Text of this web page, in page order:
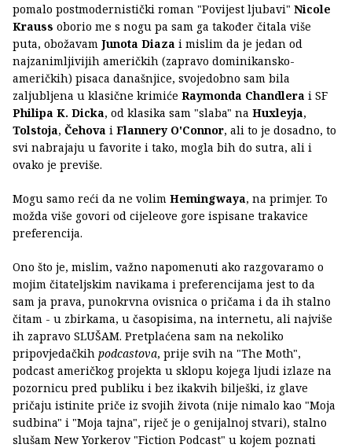
pomalo postmodernistički roman "Povijest ljubavi" Nicole
Krauss oborio me s nogu pa sam ga također čitala više
puta, obožavam Junota Diaza i mislim da je jedan od
najzanimljivijih američkih (zapravo dominikansko-
američkih) pisaca današnjice, svojedobno sam bila
zaljubljena u klasične krimiće Raymonda Chandlera i SF
Philipa K. Dicka, od klasika sam "slaba" na Huxleyja,
Tolstoja, Čehova i Flannery O'Connor, ali to je dosadno, to
svi nabrajaju u favorite i tako, mogla bih do sutra, ali i
ovako je previše.
Mogu samo reći da ne volim Hemingwaya, na primjer. To
možda više govori od cijeleove gore ispisane trakavice
preferencija.
Ono što je, mislim, važno napomenuti ako razgovaramo o
mojim čitateljskim navikama i preferencijama jest to da
sam ja prava, punokrvna ovisnica o pričama i da ih stalno
čitam - u zbirkama, u časopisima, na internetu, ali najviše
ih zapravo SLUŠAM. Pretplaćena sam na nekoliko
pripovjedačkih podcastova, prije svih na "The Moth",
podcast američkog projekta u sklopu kojega ljudi izlaze na
pozornicu pred publiku i bez ikakvih bilješki, iz glave
pričaju istinite priče iz svojih života (nije nimalo kao "Moja
sudbina" i "Moja tajna", riječ je o genijalnoj stvari), stalno
slušam New Yorkerov "Fiction Podcast" u kojem poznati